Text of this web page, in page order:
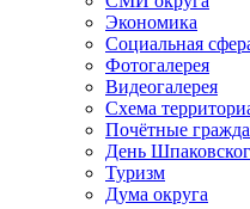
Экономика
Социальная
Фотогалерея
Видеогалерея
Схема
Почётные
День
Туризм
Дума округа